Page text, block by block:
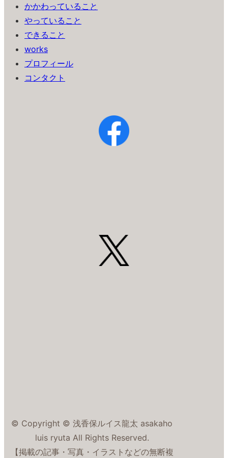
かかわっていること
やっていること
できること
works
プロフィール
コンタクト
© Copyright © 浅香保ルイス龍太 asakaho
luis ryuta All Rights Reserved.
【掲載の記事・写真・イラストなどの無断複